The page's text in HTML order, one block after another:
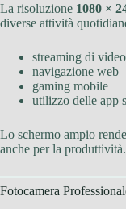
La risoluzione 1080 ×
diverse attività
streaming di
navigazione web
gaming mobile
utilizzo delle app
Lo schermo ampio
anche per la produttività.
Fotocamera